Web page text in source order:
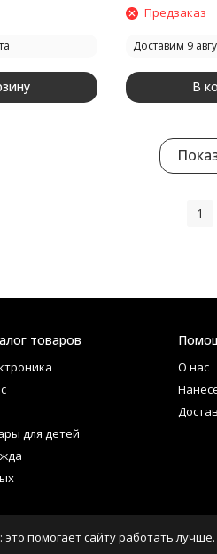
Предзаказ
Доставим 9
В
1
товаров
для детей
О нас
помогает сайту работать